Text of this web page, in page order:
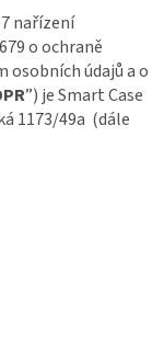
nařízení
o ochraně
osobních údajů a o
”) je Smart Case
1173/49a (dále